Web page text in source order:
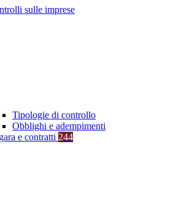
sulle imprese
Tipologie di controllo
Obblighi e adempimenti
e contratti 244